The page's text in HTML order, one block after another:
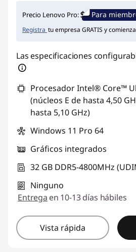
Ahorros instantáneos :-
Precio Lenovo Pro: Para
Registra tu empresa GRATIS y
Las especificaciones
Procesador Intel® Core™
(núcleos E de hasta 4,50
hasta 5,10 GHz)
Windows 11 Pro 64
Gráficos integrados
32 GB DDR5-4800MHz
Ninguno
Entrega en 10-13 días hábiles
Vista rápida